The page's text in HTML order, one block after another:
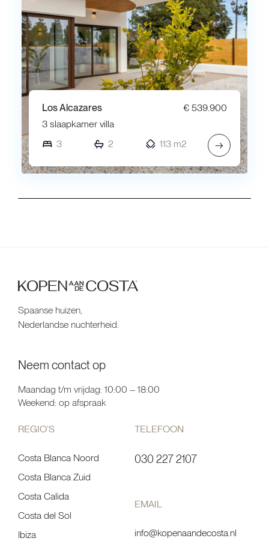
Los Alcazares
€ 539.900
3 slaapkamer villa
3
2 113 m2 →
Spaanse huizen,
Nederlandse nuchterheid.
Neem contact op
Maandag t/m vrijdag: 10:00 – 18:00
Weekend: op afspraak
REGIO’S
Costa Blanca Noord
Costa Blanca Zuid
Costa Calida
Costa del Sol
Ibiza
TELEFOON
030 227 2107
EMAIL
info@kopenaandecosta.nl